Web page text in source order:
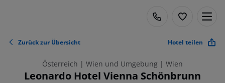
Zurück zur Übersicht Hotel teilen
Österreich | Wien und Umgebung | Wien
Leonardo Hotel Vienna Schönbrunn